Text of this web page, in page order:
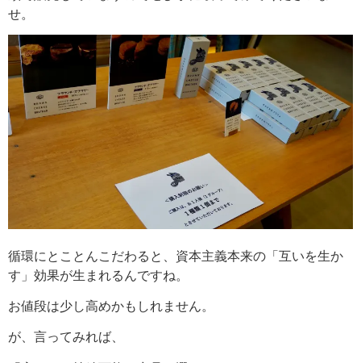
せ。
循環にとことんこだわると、資本主義本来の「互いを生か
す」効果が生まれるんですね。
お値段は少し高めかもしれません。
が、言ってみれば、